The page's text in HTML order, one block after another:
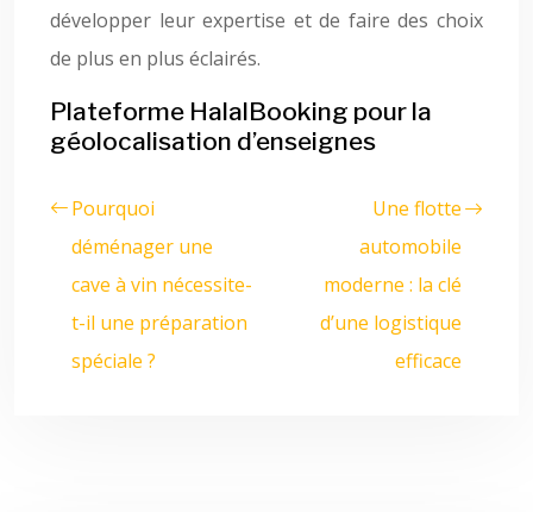
développer leur expertise et de faire des choix
de plus en plus éclairés.
Plateforme HalalBooking pour la
géolocalisation d’enseignes
Pourquoi
déménager une
cave à vin nécessite-
t-il une préparation
spéciale ?
Une flotte
automobile
moderne : la clé
d’une logistique
efficace